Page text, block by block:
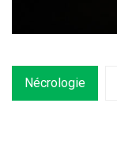
Nécrologie